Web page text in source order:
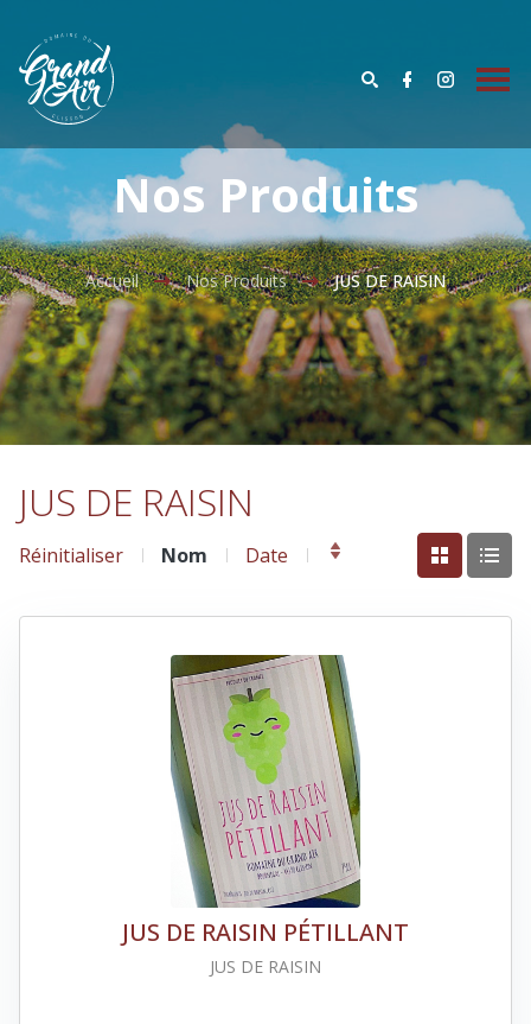
Nos Produits
Accueil Nos Produits JUS DE RAISIN
JUS DE RAISIN
Réinitialiser Nom Date
JUS DE RAISIN PÉTILLANT
JUS DE RAISIN